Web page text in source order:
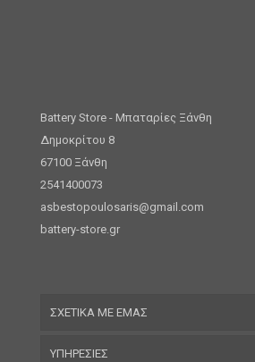
Battery Store - Μπαταρίες Ξάνθη
Δημοκρίτου 8
67100 Ξάνθη
2541400073
asbestopoulosaris@gmail.com
battery-store.gr
ΣΧΕΤΙΚΑ ΜΕ ΕΜΑΣ
ΥΠΗΡΕΣΙΕΣ